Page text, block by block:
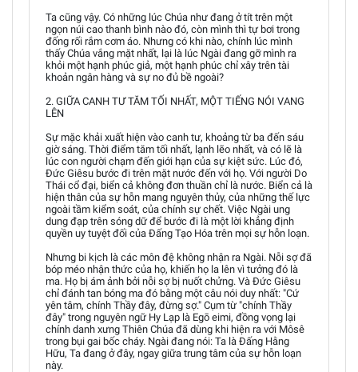
Ta cũng vậy. Có những lúc Chúa như đang ở tít trên một
ngọn núi cao thanh bình nào đó, còn mình thì tự bơi trong
đống rối rắm cơm áo. Nhưng có khi nào, chính lúc mình
thấy Chúa vắng mặt nhất, lại là lúc Ngài đang gỡ mình ra
khỏi một hạnh phúc giả, một hạnh phúc chỉ xây trên tài
khoản ngân hàng và sự no đủ bề ngoài?
2. GIỮA CANH TƯ TĂM TỐI NHẤT, MỘT TIẾNG NÓI VANG
LÊN
Sự mặc khải xuất hiện vào canh tư, khoảng từ ba đến sáu
giờ sáng. Thời điểm tăm tối nhất, lạnh lẽo nhất, và có lẽ là
lúc con người chạm đến giới hạn của sự kiệt sức. Lúc đó,
Đức Giêsu bước đi trên mặt nước đến với họ. Với người Do
Thái cổ đại, biển cả không đơn thuần chỉ là nước. Biển cả là
hiện thân của sự hỗn mang nguyên thủy, của những thế lực
ngoài tầm kiểm soát, của chính sự chết. Việc Ngài ung
dung đạp trên sóng dữ để bước đi là một lời khẳng định
quyền uy tuyệt đối của Đấng Tạo Hóa trên mọi sự hỗn loạn.
Nhưng bi kịch là các môn đệ không nhận ra Ngài. Nỗi sợ đã
bóp méo nhận thức của họ, khiến họ la lên vì tưởng đó là
ma. Họ bị ám ảnh bởi nỗi sợ bị nuốt chửng. Và Đức Giêsu
chỉ đánh tan bóng ma đó bằng một câu nói duy nhất: "Cứ
yên tâm, chính Thầy đây, đừng sợ." Cụm từ "chính Thầy
đây" trong nguyên ngữ Hy Lạp là Egō eimi, đồng vọng lại
chính danh xưng Thiên Chúa đã dùng khi hiện ra với Môsê
trong bụi gai bốc cháy. Ngài đang nói: Ta là Đấng Hằng
Hữu, Ta đang ở đây, ngay giữa trung tâm của sự hỗn loạn
này.